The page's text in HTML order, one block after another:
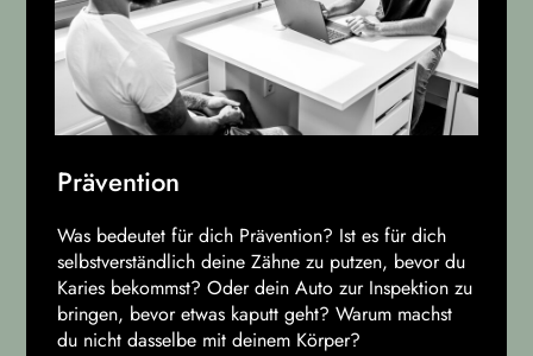
Prävention
Was bedeutet für dich Prävention? Ist es für dich
selbstverständlich deine Zähne zu putzen, bevor du
Karies bekommst? Oder dein Auto zur Inspektion zu
bringen, bevor etwas kaputt geht? Warum machst
du nicht dasselbe mit deinem Körper?